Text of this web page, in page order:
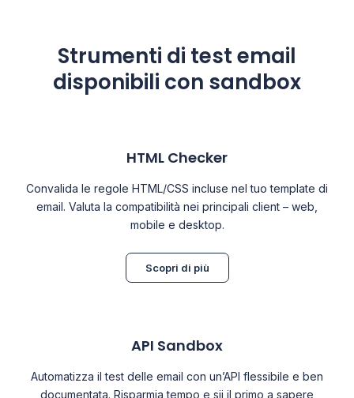
Strumenti di test email
disponibili con sandbox
HTML Checker
Convalida le regole HTML/CSS incluse nel tuo template di
email. Valuta la compatibilità nei principali client – web,
mobile e desktop.
Scopri di più
API Sandbox
Automatizza il test delle email con un’API flessibile e ben
documentata. Risparmia tempo e sii il primo a sapere